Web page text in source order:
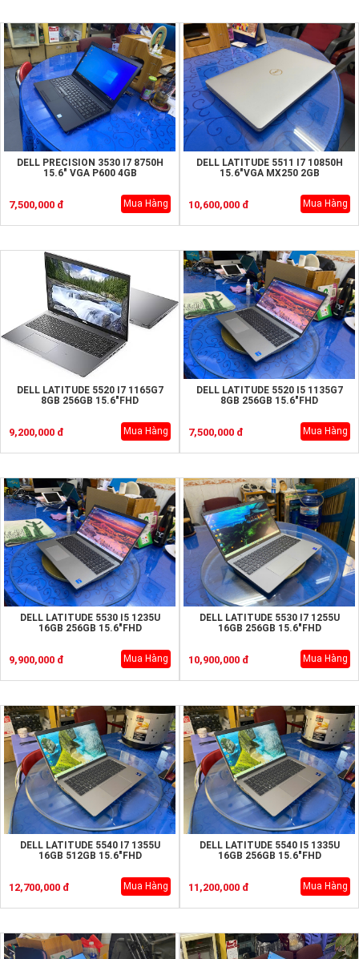
DELL PRECISION 3530 I7 8750H
15.6" VGA P600 4GB
7,500,000 đ Mua Hàng
DELL LATITUDE 5511 I7 10850H
15.6"VGA MX250 2GB
10,600,000 đ Mua Hàng
DELL LATITUDE 5520 I7 1165G7
8GB 256GB 15.6"FHD
9,200,000 đ Mua Hàng
DELL LATITUDE 5520 I5 1135G7
8GB 256GB 15.6"FHD
7,500,000 đ Mua Hàng
DELL LATITUDE 5530 I5 1235U
16GB 256GB 15.6"FHD
9,900,000 đ Mua Hàng
DELL LATITUDE 5530 I7 1255U
16GB 256GB 15.6"FHD
10,900,000 đ Mua Hàng
DELL LATITUDE 5540 I7 1355U
16GB 512GB 15.6"FHD
12,700,000 đ Mua Hàng
DELL LATITUDE 5540 I5 1335U
16GB 256GB 15.6"FHD
11,200,000 đ Mua Hàng